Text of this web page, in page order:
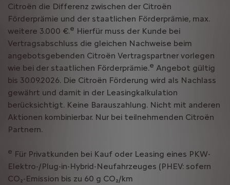
Citroën die Differenz zwischen der Citroën
Förderprämie und der staatlichen Förderprämie, max.
weitere 3.000 €.e Hierfür muss der Kunde bei
Vertragsabschluss die gleichen Nachweise beim
angebotsgebenden Citroën Vertragspartner vorlegen
wie bei der staatlichen Förderprämie.e Angebot gültig
bis 30.09.2026. Die Citroën Förderung wird als Nachlass
gewährt und damit in der Leasingkalkulation
berücksichtigt. Keine Barauszahlung. Nicht mit anderen
Aktionen kombinierbar. Nur bei teilnehmenden Citroën
Partnern.
e Für Privatkunden bei Kauf oder Leasing eines PKW-
Elektro-/Plug-in-Hybrid-Neufahrzeuges (PHEV: sofern
CO₂-Emission bis zu 60 g CO₂/km